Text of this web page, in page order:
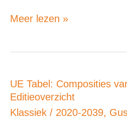
Meer lezen »
UE Tabel: Composities
Editieoverzicht
Klassiek / 2020-2039,
UE
Tabel:
Composities
van